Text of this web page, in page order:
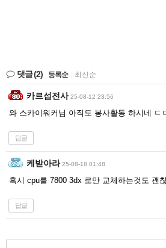
댓글(2) 등록순 최신순
카르섭전사 25-08-12 23:56
와 스카이워커님 아직도 봉사활동 하시네 ㄷ
답글
케받아라 25-08-18 01:48
혹시 cpu를 7800 3dx 로만 교체하는것도 괜
답글